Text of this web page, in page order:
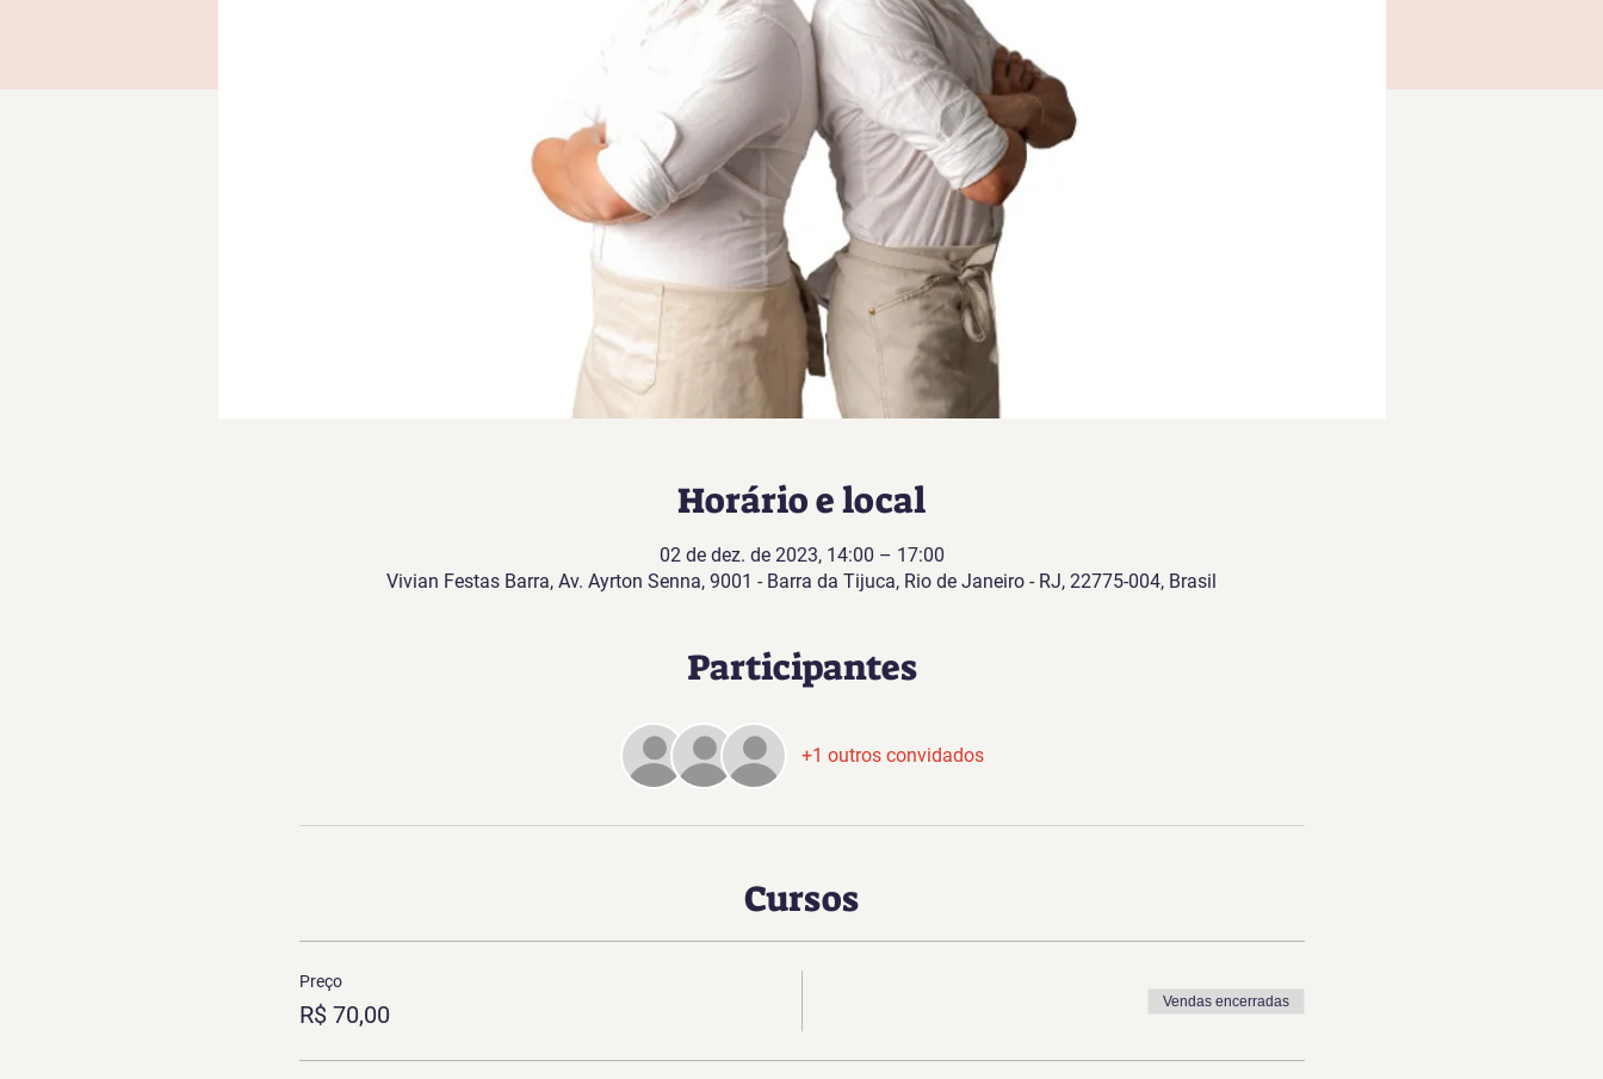
Horário e local
02 de dez. de 2023, 14:00 – 17:00
Vivian Festas Barra, Av. Ayrton Senna, 9001 - Barra da Tijuca, Rio de Janeiro - RJ, 22775-004, Brasil
Participantes
+1 outros convidados
Cursos
Preço
R$ 70,00 Vendas encerradas